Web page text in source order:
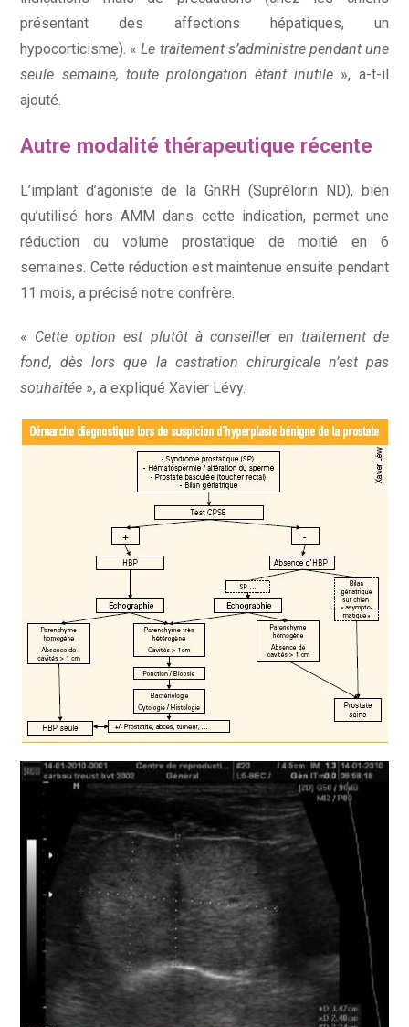
présentant des affections hépatiques, un
hypocorticisme). «Le traitement s’administre pendant une
seule semaine, toute prolongation étant inutile », a-t-il
ajouté.
Autre modalité thérapeutique récente
L’implant d’agoniste de la GnRH (Suprélorin ND), bien
qu’utilisé hors AMM dans cette indication, permet une
réduction du volume prostatique de moitié en 6
semaines. Cette réduction est maintenue ensuite pendant
11 mois, a précisé notre confrère.
« Cette option est plutôt à conseiller en traitement de
fond, dès lors que la castration chirurgicale n’est pas
souhaitée », a expliqué Xavier Lévy.